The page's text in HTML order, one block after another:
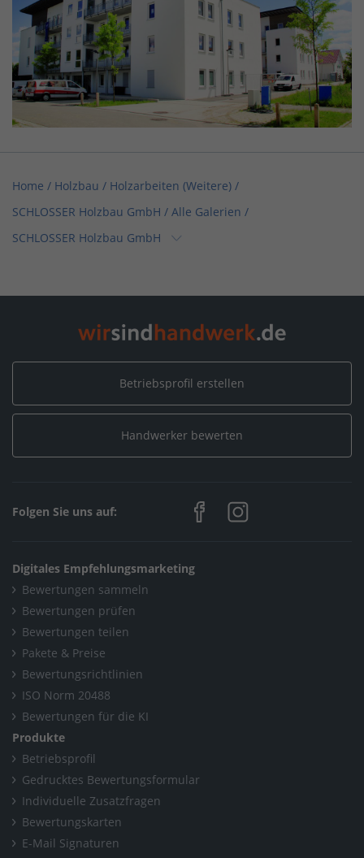
Home / Holzbau / Holzarbeiten (Weitere) /
SCHLOSSER Holzbau GmbH / Alle Galerien /
SCHLOSSER Holzbau GmbH
SCHLOSSER Holzbau GmbH / Alle Galerien /
SCHLOSSER Holzbau GmbH
Betriebsprofil erstellen
Handwerker bewerten
Folgen Sie uns auf:
Digitales Empfehlungsmarketing
Bewertungen sammeln
Bewertungen prüfen
Bewertungen teilen
Pakete & Preise
Bewertungsrichtlinien
ISO Norm 20488
Bewertungen für die KI
Produkte
Betriebsprofil
Gedrucktes Bewertungsformular
Individuelle Zusatzfragen
Bewertungskarten
E-Mail Signaturen